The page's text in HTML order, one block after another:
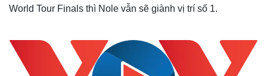
World Tour Finals thì Nole vẫn sẽ giành vị trí số 1.